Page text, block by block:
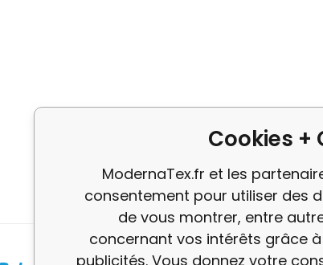
Cookies +
ModernaTex.fr et les
consentement pour utiliser des
de vous montrer, entre
concernant vos intérêts grâce
publicités. Vous donnez votre